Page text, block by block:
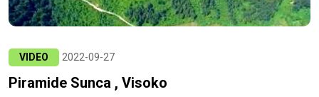
VIDEO 2022-09-27
Piramide Sunca , Visoko